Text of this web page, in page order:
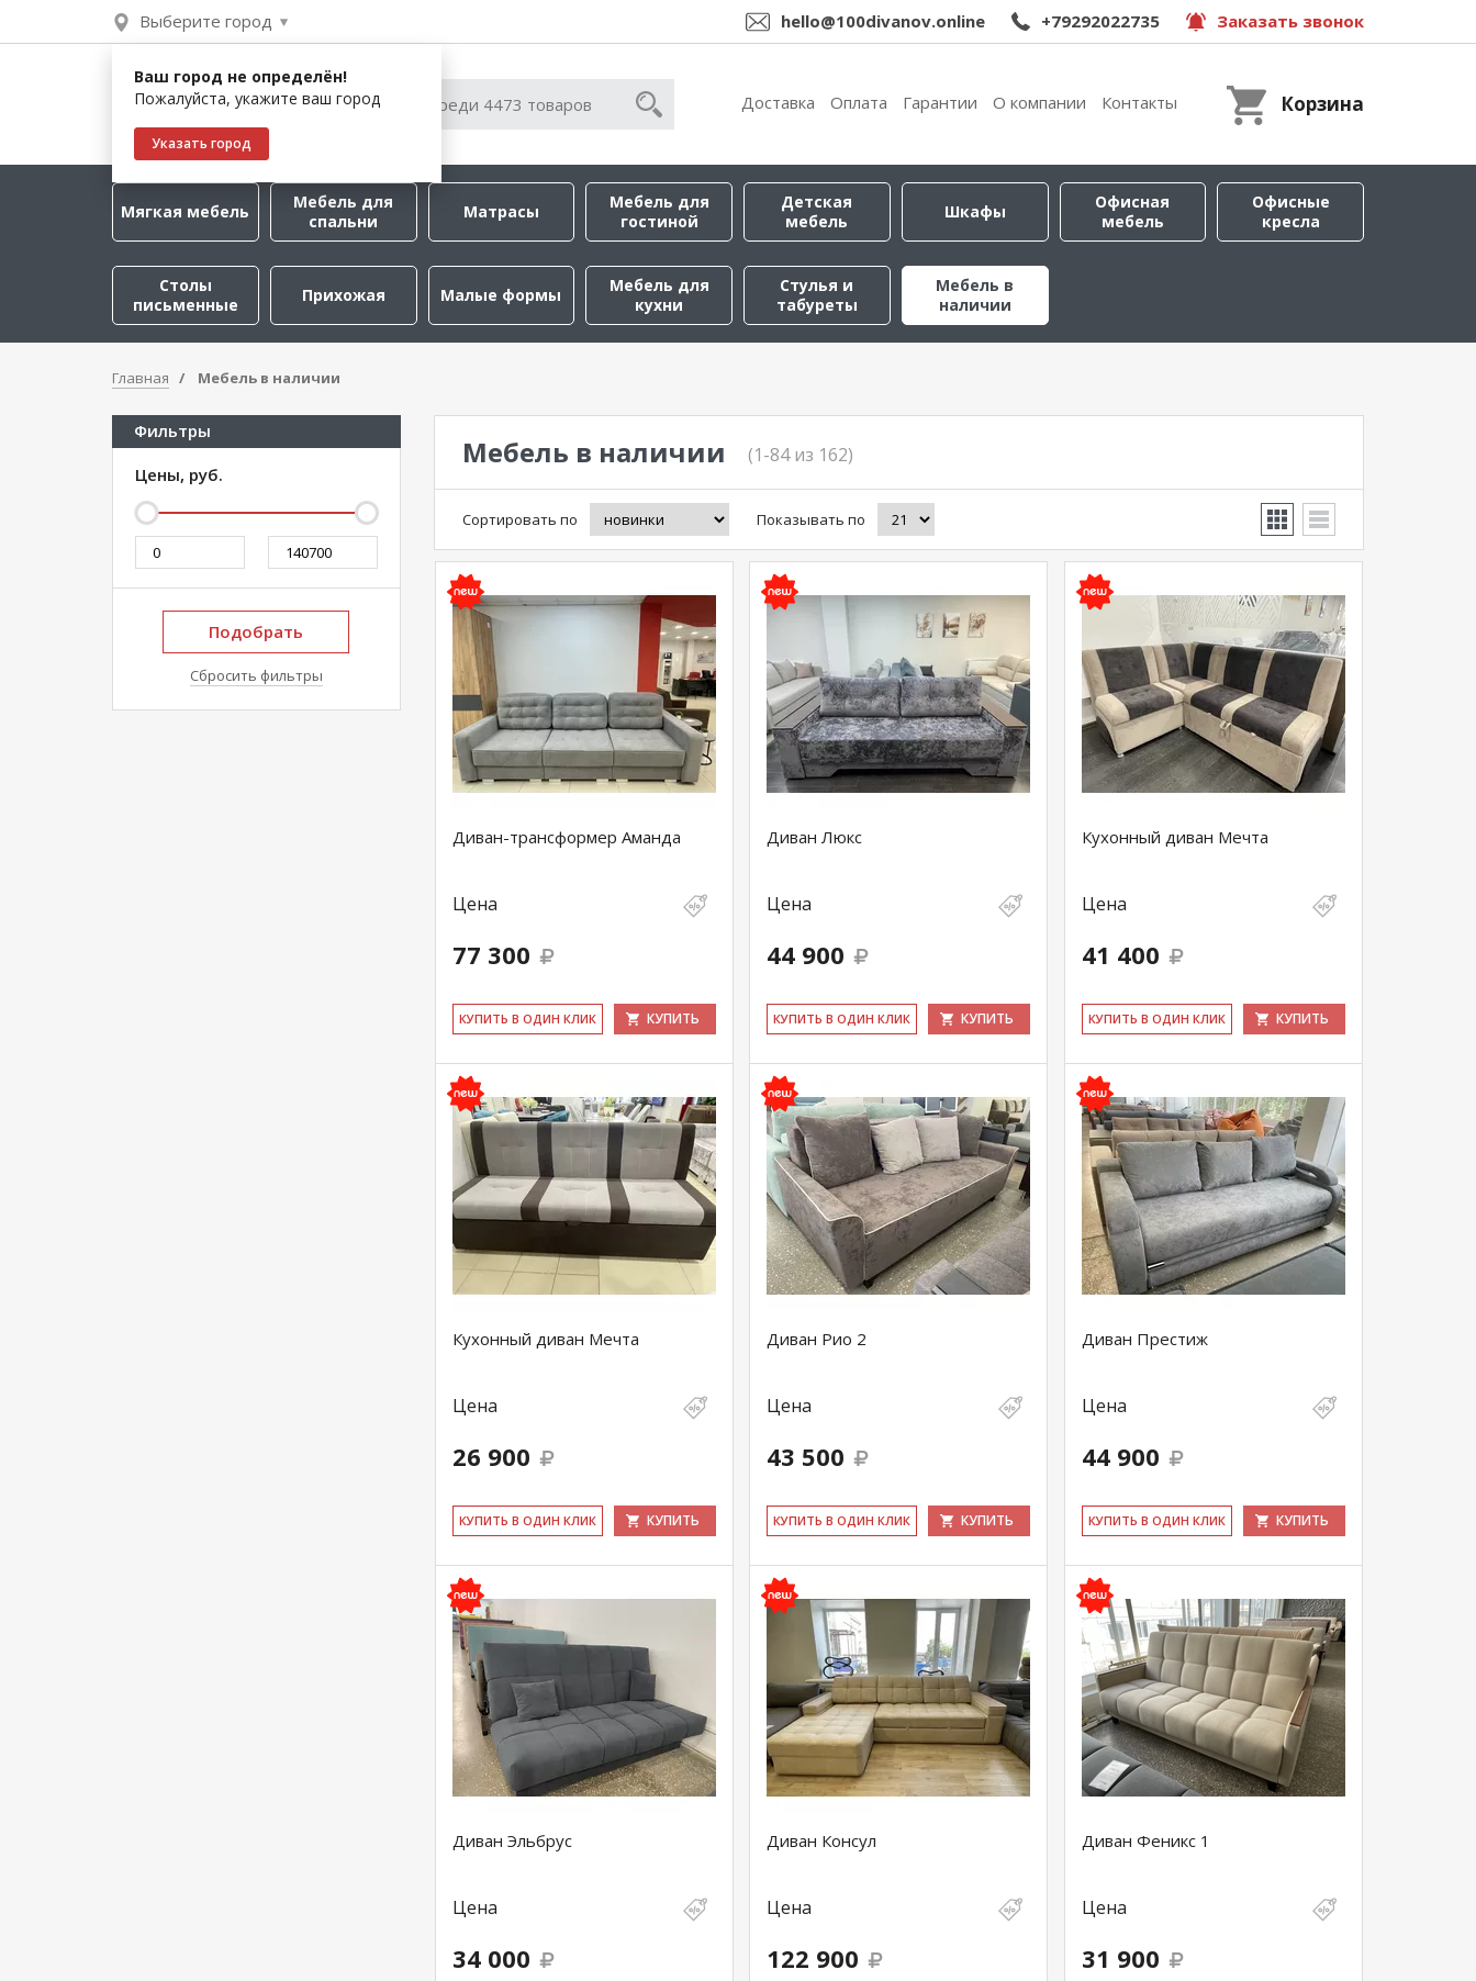
Выберите город
Ваш город не определён!
Пожалуйста, укажите ваш город
Указать город
hello@100divanov.online +79292022735 Заказать звонок
Доставка Оплата Гарантии О компании Контакты Корзина
Мягкая мебель
Мебель для
спальни
Матрасы
Мебель для
гостиной
Детская
мебель
Шкафы
Офисная
мебель
Офисные
кресла
Столы
письменные
Прихожая Малые формы
Мебель для
кухни
Стулья и
табуреты
Мебель в
наличии
Главная Мебель в наличии
Мебель в наличии (1-84 из 162)
Сортировать по Показывать по
Диван-трансформер Аманда
Цена
77 300
КУ­ПИТЬ В ОДИН КЛИК КУПИТЬ
Диван Люкс
Цена
44 900
КУ­ПИТЬ В ОДИН КЛИК КУПИТЬ
Кухонный диван Мечта
Цена
41 400
КУ­ПИТЬ В ОДИН КЛИК КУПИТЬ
Кухонный диван Мечта
Цена
26 900
КУ­ПИТЬ В ОДИН КЛИК КУПИТЬ
Диван Рио 2
Цена
43 500
КУ­ПИТЬ В ОДИН КЛИК КУПИТЬ
Диван Престиж
Цена
44 900
КУ­ПИТЬ В ОДИН КЛИК КУПИТЬ
Диван Эльбрус
Цена
34 000
Диван Консул
Цена
122 900
Диван Феникс 1
Цена
31 900
Фильтры
Цены, руб.
Подобрать
Сбросить фильтры